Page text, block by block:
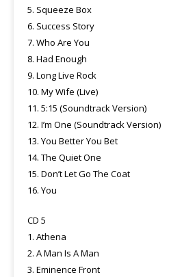
5. Squeeze Box
6. Success Story
7. Who Are You
8. Had Enough
9. Long Live Rock
10. My Wife (Live)
11. 5:15 (Soundtrack Version)
12. I’m One (Soundtrack Version)
13. You Better You Bet
14. The Quiet One
15. Don’t Let Go The Coat
16. You
CD 5
1. Athena
2. A Man Is A Man
3. Eminence Front